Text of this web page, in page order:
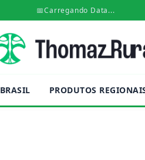
📅Carregando Data...
BRASIL PRODUTOS